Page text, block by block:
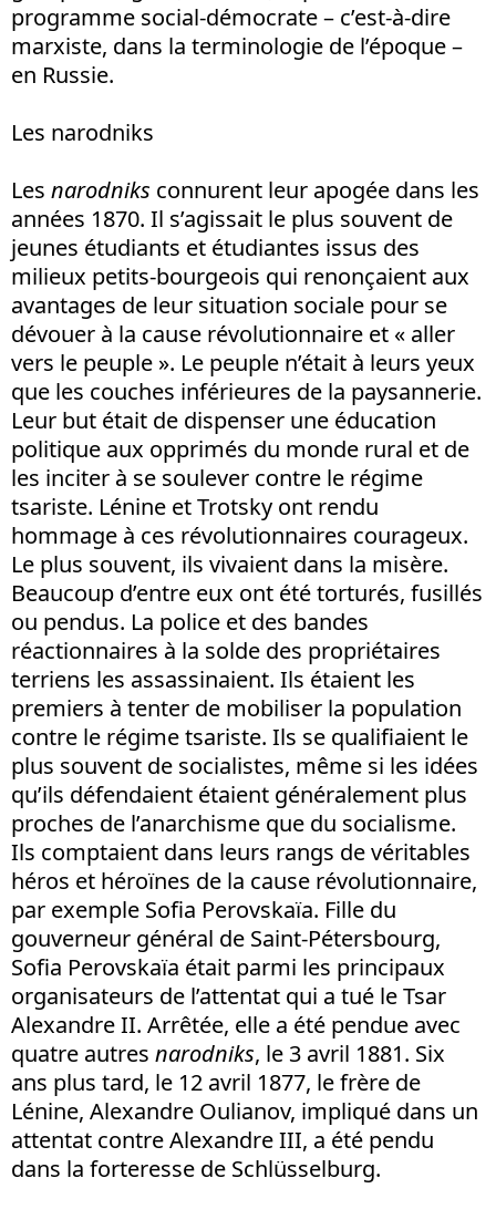
programme social-démocrate – c’est-à-dire
marxiste, dans la terminologie de l’époque –
en Russie.
Les narodniks
Les narodniks connurent leur apogée dans les
années 1870. Il s’agissait le plus souvent de
jeunes étudiants et étudiantes issus des
milieux petits-bourgeois qui renonçaient aux
avantages de leur situation sociale pour se
dévouer à la cause révolutionnaire et « aller
vers le peuple ». Le peuple n’était à leurs yeux
que les couches inférieures de la paysannerie.
Leur but était de dispenser une éducation
politique aux opprimés du monde rural et de
les inciter à se soulever contre le régime
tsariste. Lénine et Trotsky ont rendu
hommage à ces révolutionnaires courageux.
Le plus souvent, ils vivaient dans la misère.
Beaucoup d’entre eux ont été torturés, fusillés
ou pendus. La police et des bandes
réactionnaires à la solde des propriétaires
terriens les assassinaient. Ils étaient les
premiers à tenter de mobiliser la population
contre le régime tsariste. Ils se qualifiaient le
plus souvent de socialistes, même si les idées
qu’ils défendaient étaient généralement plus
proches de l’anarchisme que du socialisme.
Ils comptaient dans leurs rangs de véritables
héros et héroïnes de la cause révolutionnaire,
par exemple Sofia Perovskaïa. Fille du
gouverneur général de Saint-Pétersbourg,
Sofia Perovskaïa était parmi les principaux
organisateurs de l’attentat qui a tué le Tsar
Alexandre II. Arrêtée, elle a été pendue avec
quatre autres narodniks, le 3 avril 1881. Six
ans plus tard, le 12 avril 1877, le frère de
Lénine, Alexandre Oulianov, impliqué dans un
attentat contre Alexandre III, a été pendu
dans la forteresse de Schlüsselburg.